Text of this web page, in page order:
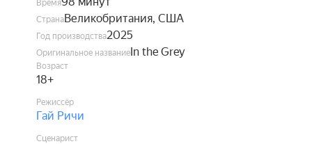
Время
СтранаВеликобритания, США
Год производства2025
Оригинальное названиеIn the Grey
Возраст
18+
Режиссёр
Гай Ричи
Сценарист